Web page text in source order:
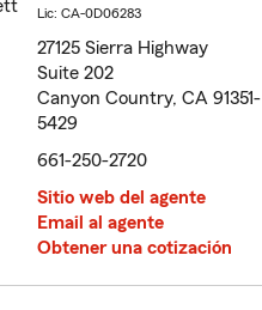
Lic: CA-0D06283
27125 Sierra Highway
Suite 202
Canyon Country, CA 91351-
5429
661-250-2720
Sitio web del agente
Email al agente
Obtener una cotización